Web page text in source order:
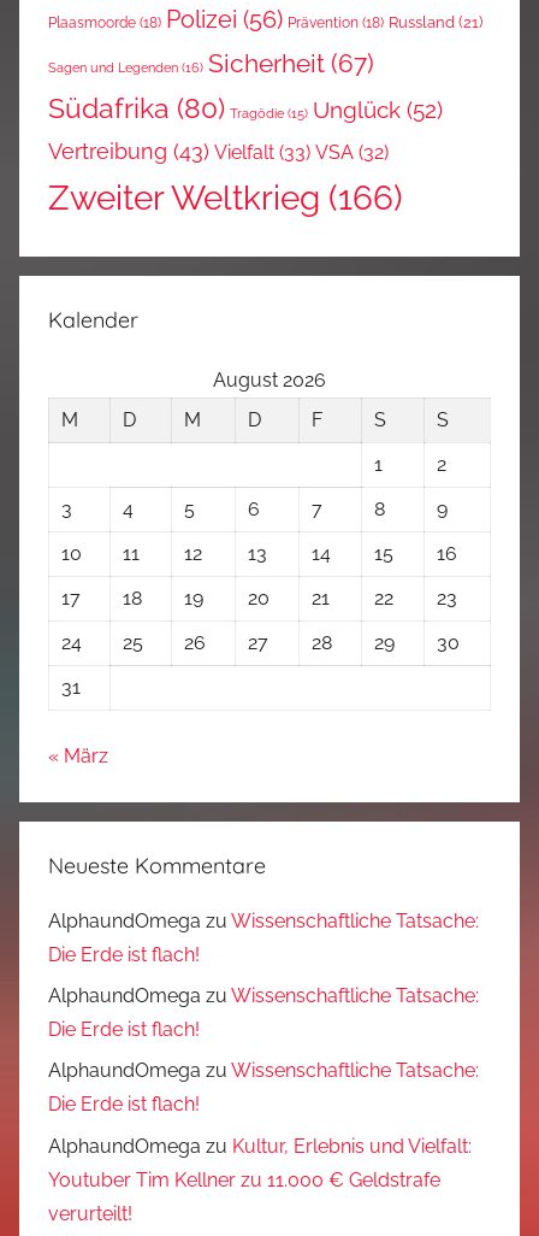
Plaasmoorde (18) Polizei (56) Prävention (18) Russland (21)
Sagen und Legenden (16) Sicherheit (67)
Südafrika (80) Tragödie (15) Unglück (52)
Vertreibung (43) Vielfalt (33) VSA (32)
Zweiter Weltkrieg (166)
Kalender
August 2026
M
D M D F S
S
1
2
3
4 5 6 7 8
9
10
11 12 13 14 15
16
17
18 19 20 21 22
23
24
25 26 27 28 29
30
31
« März
Neueste Kommentare
AlphaundOmega zu Wissenschaftliche Tatsache:
Die Erde ist flach!
AlphaundOmega zu Wissenschaftliche Tatsache:
Die Erde ist flach!
AlphaundOmega zu Wissenschaftliche Tatsache:
Die Erde ist flach!
AlphaundOmega zu Kultur, Erlebnis und Vielfalt:
Youtuber Tim Kellner zu 11.000 € Geldstrafe
verurteilt!